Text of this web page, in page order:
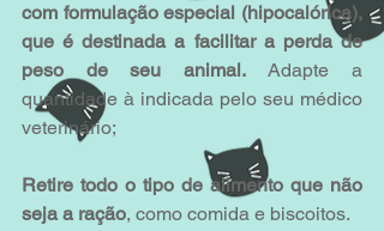
com formulação especial (hipocalórica),
que é destinada a facilitar a perda de
peso de seu animal. Adapte a
quantidade à indicada pelo seu médico
veterinário;
Retire todo o tipo de alimento que não
seja a ração, como comida e biscoitos.